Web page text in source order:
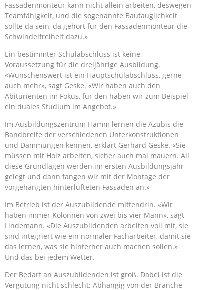
Fassadenmonteur kann nicht allein arbeiten, deswegen
Teamfähigkeit, und die sogenannte Bautauglichkeit
sollte da sein, da gehört für den Fassadenmonteur die
Schwindelfreiheit dazu.»
Ein bestimmter Schulabschluss ist keine
Voraussetzung für die dreijährige Ausbildung.
«Wünschenswert ist ein Hauptschulabschluss, gerne
auch mehr», sagt Geske. «Wir haben auch den
Abiturienten im Fokus, für den haben wir zum Beispiel
ein duales Studium im Angebot.»
Im Ausbildungszentrum Hamm lernen die Azubis die
Bandbreite der verschiedenen Unterkonstruktionen
und Dämmungen kennen, erklärt Gerhard Geske. «Sie
müssen mit Holz arbeiten, sicher auch mal mauern. All
diese Grundlagen werden im ersten Ausbildungsjahr
gelegt und dann fangen wir mit der Montage der
vorgehängten hinterlüfteten Fassaden an.»
Im Betrieb ist der Auszubildende mittendrin. «Wir
haben immer Kolonnen von zwei bis vier Mann», sagt
Lindemann. «Die Auszubildenden arbeiten voll mit, sie
sind integriert wie ein normaler Facharbeiter, damit sie
das lernen, was sie hinterher auch machen sollen.»
Und das bei jedem Wetter.
Der Bedarf an Auszubildenden ist groß. Dabei ist die
Vergütung nicht schlecht: Abhängig von der Branche